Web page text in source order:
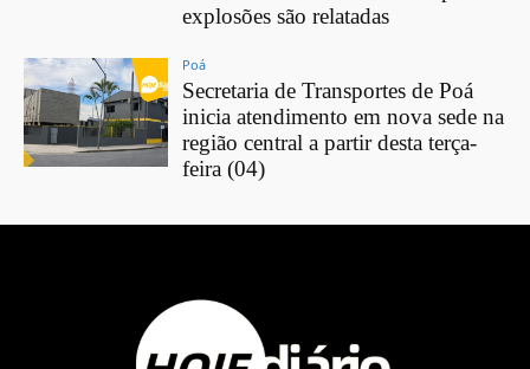
explosões são relatadas
Poá
Secretaria de Transportes de Poá
inicia atendimento em nova sede na
região central a partir desta terça-
feira (04)